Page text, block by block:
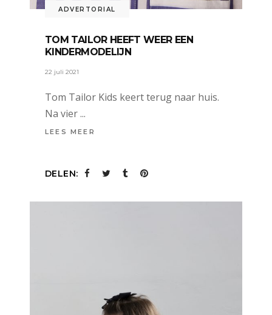
ADVERTORIAL
TOM TAILOR HEEFT WEER EEN
KINDERMODELIJN
22 juli 2021
Tom Tailor Kids keert terug naar huis.
Na vier
LEES MEER
DELEN: